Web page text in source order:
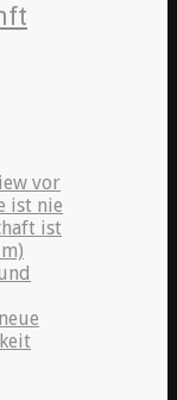
vor
ist nie
ist